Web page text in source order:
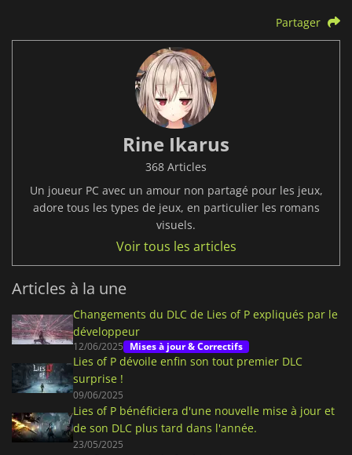
Partager
Rine Ikarus
368 Articles
Un joueur PC avec un amour non partagé pour les jeux,
adore tous les types de jeux, en particulier les romans
visuels.
Voir tous les articles
Articles à la une
Changements du DLC de Lies of P expliqués par le
développeur
12/06/2025 Mises à jour & Correctifs
Lies of P dévoile enfin son tout premier DLC
surprise !
09/06/2025
Lies of P bénéficiera d'une nouvelle mise à jour et
de son DLC plus tard dans l'année.
23/05/2025